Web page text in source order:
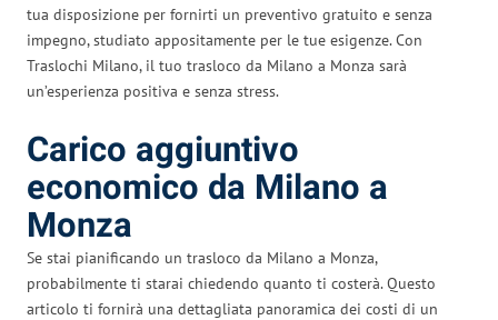
tua disposizione per fornirti un preventivo gratuito e senza
impegno, studiato appositamente per le tue esigenze. Con
Traslochi Milano, il tuo trasloco da Milano a Monza sarà
un’esperienza positiva e senza stress.
Carico aggiuntivo
economico da Milano a
Monza
Se stai pianificando un trasloco da Milano a Monza,
probabilmente ti starai chiedendo quanto ti costerà. Questo
articolo ti fornirà una dettagliata panoramica dei costi di un